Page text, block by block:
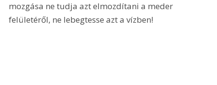
mozgása ne tudja azt elmozdítani a meder
felületéről, ne lebegtesse azt a vízben!